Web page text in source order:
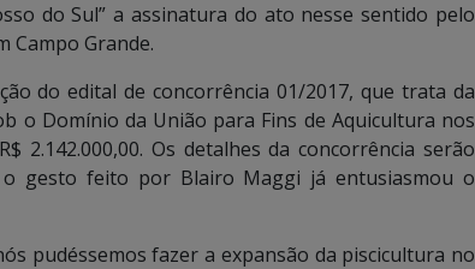
do Sul” a assinatura do ato nesse sentido pelo
Campo Grande.
do edital de concorrência 01/2017, que trata da
o Domínio da União para Fins de Aquicultura nos
2.142.000,00. Os detalhes da concorrência serão
gesto feito por Blairo Maggi já entusiasmou o
pudéssemos fazer a expansão da piscicultura no